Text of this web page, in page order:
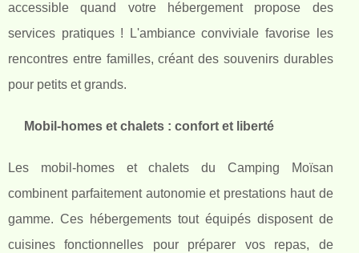
accessible quand votre hébergement propose des
services pratiques ! L'ambiance conviviale favorise les
rencontres entre familles, créant des souvenirs durables
pour petits et grands.
Mobil-homes et chalets : confort et liberté
Les mobil-homes et chalets du Camping Moïsan
combinent parfaitement autonomie et prestations haut de
gamme. Ces hébergements tout équipés disposent de
cuisines fonctionnelles pour préparer vos repas, de